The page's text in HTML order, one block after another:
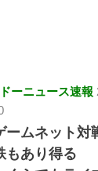
ーニュース速報
ームネット対
もあり得る